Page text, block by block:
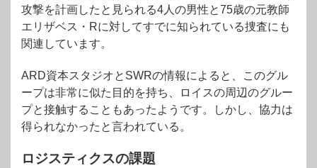
攻撃を計画したと見られる4人の男性と75歳の元教師
エリザベス・Rに対してすでに知られている捜査にも
関連しています。
ARD資本スタジオとSWRの情報によると、このグル
ープは非常に似た目的を持ち、ロイスの周辺のグルー
プと接触することもあったようです。しかし、協力は
得られなかったと言われている。
ロジスティクスの課題